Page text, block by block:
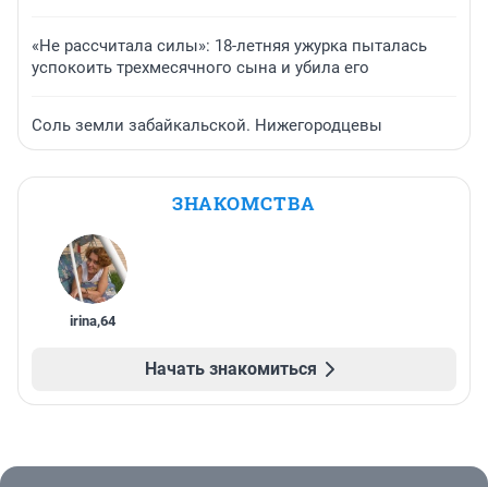
«Не рассчитала силы»: 18-летняя ужурка пыталась
успокоить трехмесячного сына и убила его
Соль земли забайкальской. Нижегородцевы
ЗНАКОМСТВА
irina,64
Начать знакомиться